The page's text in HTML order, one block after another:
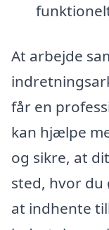
At arbejde
får en
kan hjælpe
og sikre, at
sted, hvor du
at indhente